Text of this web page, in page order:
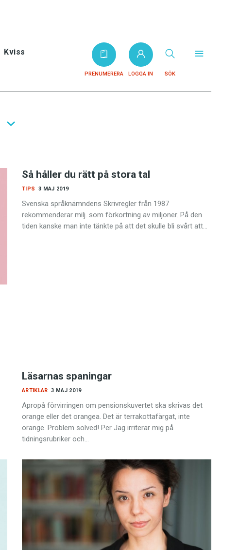
Kviss
PRENUMERERA LOGGA IN SÖK
Så håller du rätt på stora tal
3 MAJ 2019
TIPS
Svenska språknämndens Skrivregler från 1987
rekommenderar milj. som förkortning av miljoner. På den
tiden kanske man inte tänkte på att det skulle bli svårt att…
Läsarnas spaningar
3 MAJ 2019
ARTIKLAR
Apropå förvirringen om pensionskuvertet ska skrivas det
orange eller det orangea. Det är terrakottafärgat, inte
orange. Problem solved! Per Jag irriterar mig på
tidningsrubriker och…